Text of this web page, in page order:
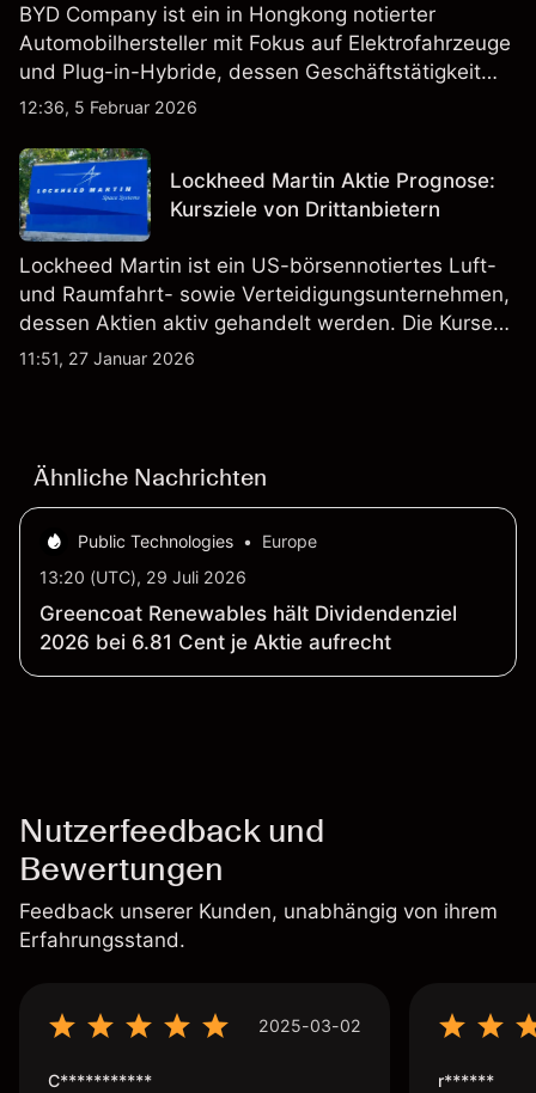
BYD Company ist ein in Hongkong notierter
Automobilhersteller mit Fokus auf Elektrofahrzeuge
und Plug-in-Hybride, dessen Geschäftstätigkeit
Fahrzeugproduktion, Batterien und verwandte
Märkten umfasst.
12:36, 5 Februar 2026
Lockheed Martin Aktie Prognose:
Kursziele von Drittanbietern
Lockheed Martin ist ein US-börsennotiertes Luft-
und Raumfahrt- sowie Verteidigungsunternehmen,
dessen Aktien aktiv gehandelt werden. Die Kurse
werden von Unternehmensergebnissen,
11:51, 27 Januar 2026
Ähnliche Nachrichten
Public Technologies •
Europe
13:20 (UTC), 29 Juli 2026
Greencoat Renewables hält Dividendenziel
2026 bei 6.81 Cent je Aktie aufrecht
Nutzerfeedback und
Bewertungen
Feedback unserer Kunden, unabhängig von ihrem
Erfahrungsstand.
2025-03-02
C*********** r******